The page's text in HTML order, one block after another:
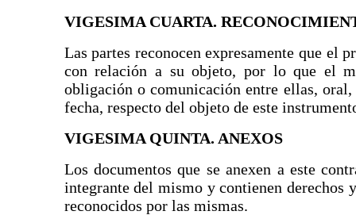
VIGESIMA CUARTA.
Las partes reconocen expresamente que el
con relación a su objeto, por lo que el
obligación o comunicación entre ellas,
fecha, respecto del objeto de este
VIGESIMA QUINTA. ANEXOS
Los documentos que se anexen a este
integrante del mismo y contienen derechos
reconocidos por las mismas.